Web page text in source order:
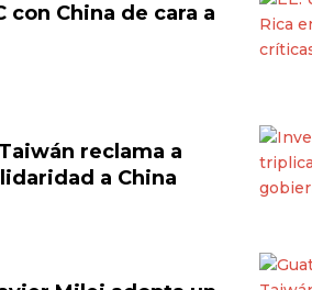
con China de cara a
reclama a
a China